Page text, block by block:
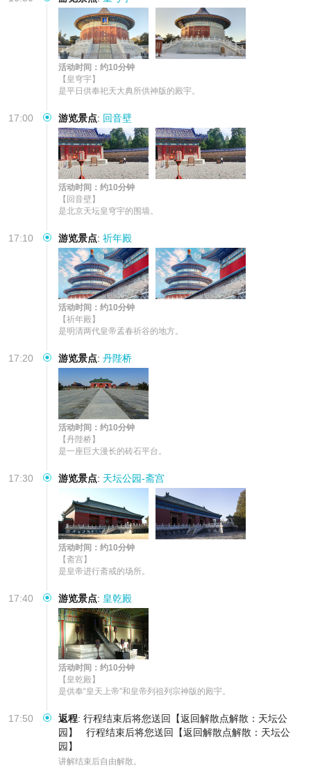
活动时间：约10分钟
【皇穹宇】
是平日供奉祀天大典所供神版的殿宇。
17:00 游览景点: 回音壁
活动时间：约10分钟
【回音壁】
是北京天坛皇穹宇的围墙。
17:10 游览景点: 祈年殿
活动时间：约10分钟
【祈年殿】
是明清两代皇帝孟春祈谷的地方。
17:20 游览景点: 丹陛桥
活动时间：约10分钟
【丹陛桥】
是一座巨大漫长的砖石平台。
17:30 游览景点: 天坛公园-斋宫
活动时间：约10分钟
【斋宫】
是皇帝进行斋戒的场所。
17:40 游览景点: 皇乾殿
活动时间：约10分钟
【皇乾殿】
是供奉“皇天上帝”和皇帝列祖列宗神版的殿宇。
17:50 返程: 行程结束后将您送回【返回解散点解散：天坛公
园】
行程结束后将您送回【返回解散点解散：天坛公
园】
讲解结束后自由解散。